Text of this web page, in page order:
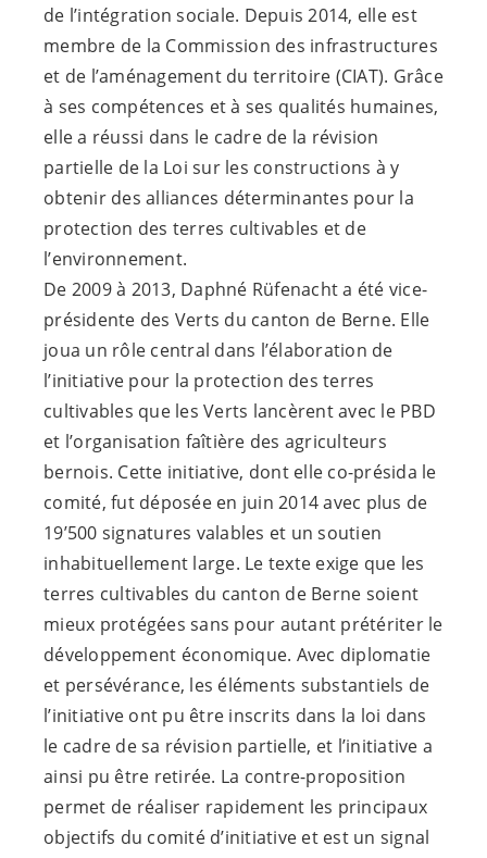
de l’intégration sociale. Depuis 2014, elle est
membre de la Commission des infrastructures
et de l’aménagement du territoire (CIAT). Grâce
à ses compétences et à ses qualités humaines,
elle a réussi dans le cadre de la révision
partielle de la Loi sur les constructions à y
obtenir des alliances déterminantes pour la
protection des terres cultivables et de
l’environnement.
De 2009 à 2013, Daphné Rüfenacht a été vice-
présidente des Verts du canton de Berne. Elle
joua un rôle central dans l’élaboration de
l’initiative pour la protection des terres
cultivables que les Verts lancèrent avec le PBD
et l’organisation faîtière des agriculteurs
bernois. Cette initiative, dont elle co-présida le
comité, fut déposée en juin 2014 avec plus de
19’500 signatures valables et un soutien
inhabituellement large. Le texte exige que les
terres cultivables du canton de Berne soient
mieux protégées sans pour autant prétériter le
développement économique. Avec diplomatie
et persévérance, les éléments substantiels de
l’initiative ont pu être inscrits dans la loi dans
le cadre de sa révision partielle, et l’initiative a
ainsi pu être retirée. La contre-proposition
permet de réaliser rapidement les principaux
objectifs du comité d’initiative et est un signal